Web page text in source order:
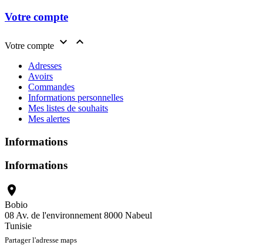
Votre compte
Votre compte  
Adresses
Avoirs
Commandes
Informations personnelles
Mes listes de souhaits
Mes alertes
Informations
Informations

Bobio
08 Av. de l'environnement 8000 Nabeul
Tunisie
Partager l'adresse maps